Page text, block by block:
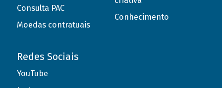
Consulta PAC
Moedas contratuais
Conhecimento
Redes Sociais
YouTube